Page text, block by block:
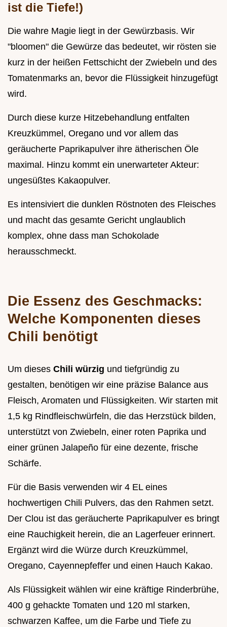
ist die Tiefe!)
Die wahre Magie liegt in der Gewürzbasis. Wir
"bloomen" die Gewürze das bedeutet, wir rösten sie
kurz in der heißen Fettschicht der Zwiebeln und des
Tomatenmarks an, bevor die Flüssigkeit hinzugefügt
wird.
Durch diese kurze Hitzebehandlung entfalten
Kreuzkümmel, Oregano und vor allem das
geräucherte Paprikapulver ihre ätherischen Öle
maximal. Hinzu kommt ein unerwarteter Akteur:
ungesüßtes Kakaopulver.
Es intensiviert die dunklen Röstnoten des Fleisches
und macht das gesamte Gericht unglaublich
komplex, ohne dass man Schokolade
herausschmeckt.
Die Essenz des Geschmacks:
Welche Komponenten dieses
Chili benötigt
Um dieses Chili würzig und tiefgründig zu
gestalten, benötigen wir eine präzise Balance aus
Fleisch, Aromaten und Flüssigkeiten. Wir starten mit
1,5 kg Rindfleischwürfeln, die das Herzstück bilden,
unterstützt von Zwiebeln, einer roten Paprika und
einer grünen Jalapeño für eine dezente, frische
Schärfe.
Für die Basis verwenden wir 4 EL eines
hochwertigen Chili Pulvers, das den Rahmen setzt.
Der Clou ist das geräucherte Paprikapulver es bringt
eine Rauchigkeit herein, die an Lagerfeuer erinnert.
Ergänzt wird die Würze durch Kreuzkümmel,
Oregano, Cayennepfeffer und einen Hauch Kakao.
Als Flüssigkeit wählen wir eine kräftige Rinderbrühe,
400 g gehackte Tomaten und 120 ml starken,
schwarzen Kaffee, um die Farbe und Tiefe zu